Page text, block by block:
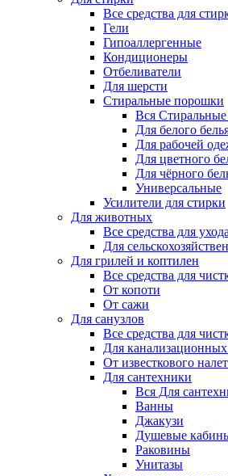
Все средства для
Гели
Гипоаллергенные
Кондиционеры
Отбеливатели
Для шерсти
Стиральные порошки
Вся
Для белого
Для рабочей
Для цветного
Для чёрного
Универсальные
Усилители для стирки
Для животных
Все средства для
Для
Для грилей и коптилен
Все средства для
От копоти
От сажи
Для санузлов
Все средства для
Для
От известкового
Для сантехники
Вся Для
Ванны
Джакузи
Душевые
Раковины
Унитазы